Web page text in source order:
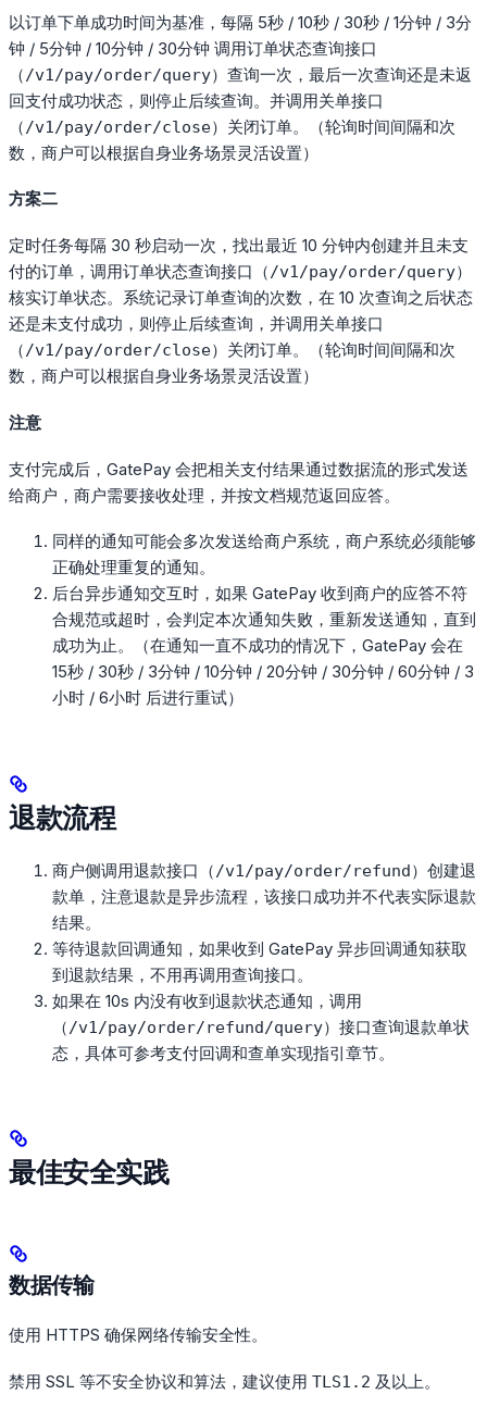
以订单下单成功时间为基准，每隔 5秒 / 10秒 / 30秒 / 1分钟 / 3分
钟 / 5分钟 / 10分钟 / 30分钟 调用订单状态查询接口
（/v1/pay/order/query）查询一次，最后一次查询还是未返
回支付成功状态，则停止后续查询。并调用关单接口
（/v1/pay/order/close）关闭订单。（轮询时间间隔和次
数，商户可以根据自身业务场景灵活设置）
方案二
定时任务每隔 30 秒启动一次，找出最近 10 分钟内创建并且未支
付的订单，调用订单状态查询接口（/v1/pay/order/query）
核实订单状态。系统记录订单查询的次数，在 10 次查询之后状态
还是未支付成功，则停止后续查询，并调用关单接口
（/v1/pay/order/close）关闭订单。（轮询时间间隔和次
数，商户可以根据自身业务场景灵活设置）
注意
支付完成后，GatePay 会把相关支付结果通过数据流的形式发送
给商户，商户需要接收处理，并按文档规范返回应答。
同样的通知可能会多次发送给商户系统，商户系统必须能够
正确处理重复的通知。
后台异步通知交互时，如果 GatePay 收到商户的应答不符
合规范或超时，会判定本次通知失败，重新发送通知，直到
成功为止。（在通知一直不成功的情况下，GatePay 会在
15秒 / 30秒 / 3分钟 / 10分钟 / 20分钟 / 30分钟 / 60分钟 / 3
小时 / 6小时 后进行重试）
退款流程
商户侧调用退款接口（/v1/pay/order/refund）创建退
款单，注意退款是异步流程，该接口成功并不代表实际退款
结果。
等待退款回调通知，如果收到 GatePay 异步回调通知获取
到退款结果，不用再调用查询接口。
如果在 10s 内没有收到退款状态通知，调用
（/v1/pay/order/refund/query）接口查询退款单状
态，具体可参考支付回调和查单实现指引章节。
最佳安全实践
数据传输
使用 HTTPS 确保网络传输安全性。
禁用 SSL 等不安全协议和算法，建议使用 TLS1.2 及以上。